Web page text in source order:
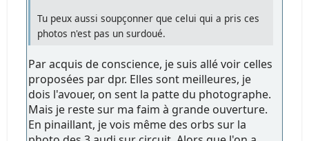
Tu peux aussi soupçonner que celui qui a pris ces
photos n'est pas un surdoué.
Par acquis de conscience, je suis allé voir celles
proposées par dpr. Elles sont meilleures, je
dois l'avouer, on sent la patte du photographe.
Mais je reste sur ma faim à grande ouverture.
En pinaillant, je vois même des orbs sur la